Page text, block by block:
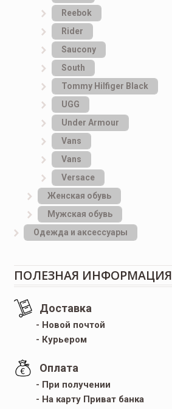
Reebok
Rider
Saucony
South
Tommy Hilfiger Black
UGG
Under Armour
Vans
Vans
Versace
Женская обувь
Мужская обувь
Одежда и аксессуары
ПОЛЕЗНАЯ ИНФОРМАЦИЯ
Доставка
- Новой почтой
- Курьером
Оплата
- При получении
- На карту Приват банка